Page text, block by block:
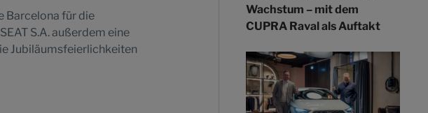
Barcelona für die
S.A. außerdem eine
Jubiläumsfeierlichkeiten
Wachstum – mit dem
CUPRA Raval als Auftakt